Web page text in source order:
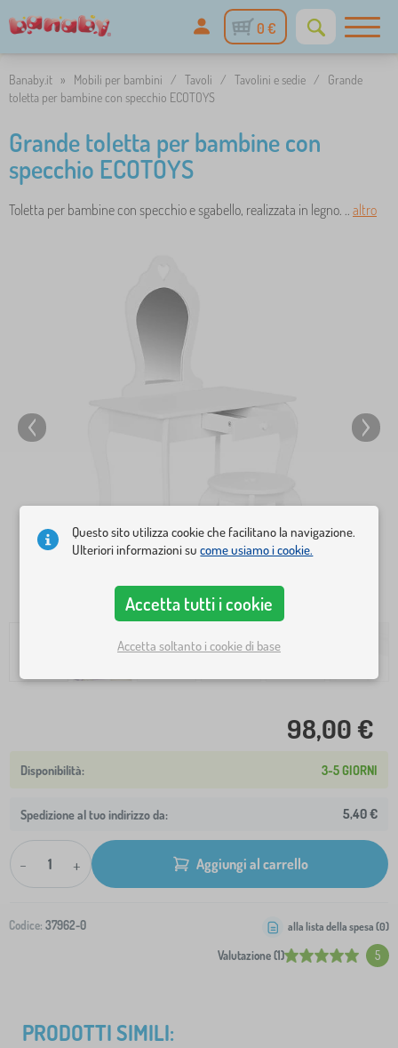
0 €
Banaby.it » Mobili per bambini / Tavoli / Tavolini e sedie /
Grande
toletta per bambine con specchio ECOTOYS
Grande toletta per bambine con
specchio ECOTOYS
Toletta per bambine con specchio e sgabello, realizzata in legno. .. altro
98,00 €
3-5 GIORNI
Spedizione al tuo indirizzo da: 5,40 €
- + Aggiungi al carrello
Codice: 37962-0
Valutazione (1) 5
alla lista della spesa (0)
PRODOTTI SIMILI:
Questo sito utilizza cookie che facilitano la navigazione.
Ulteriori informazioni sucome usiamo i cookie.
Accetta tutti i cookie
Accetta soltanto i cookie di base